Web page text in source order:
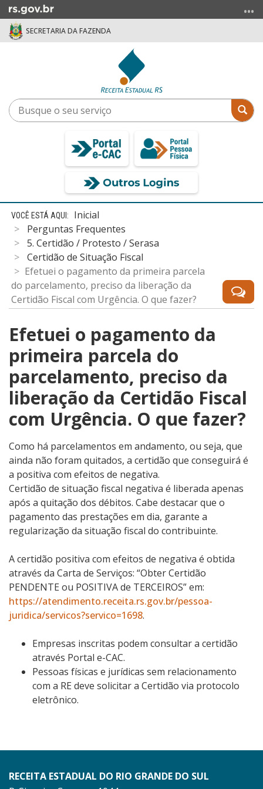
para
menu
SECRETARIA DA FAZENDA
Busque
o
Início
conteúdo
Inicial
Perguntas Frequentes
5. Certidão / Protesto / Serasa
Certidão de Situação Fiscal
Efetuei o pagamento da primeira parcela
do parcelamento, preciso da liberação da
Certidão Fiscal com Urgência. O que fazer?
Efetuei o pagamento da
primeira parcela do
parcelamento, preciso da
liberação da Certidão Fiscal
com Urgência. O que fazer?
Como há parcelamentos em andamento, ou seja, que
ainda não foram quitados, a certidão que conseguirá é
a positiva com efeitos de negativa.
Certidão de situação fiscal negativa é liberada apenas
após a quitação dos débitos. Cabe destacar que o
pagamento das prestações em dia, garante a
regularização da situação fiscal do contribuinte.
A certidão positiva com efeitos de negativa é obtida
através da Carta de Serviços: “Obter Certidão
PENDENTE ou POSITIVA de TERCEIROS” em:
https://atendimento.receita.rs.gov.br/pessoa-
juridica/servicos?servico=1698.
Empresas inscritas podem consultar a certidão
através Portal e-CAC.
Pessoas físicas e jurídicas sem relacionamento
com a RE deve solicitar a Certidão via protocolo
eletrônico.
RECEITA ESTADUAL DO RIO GRANDE DO SUL